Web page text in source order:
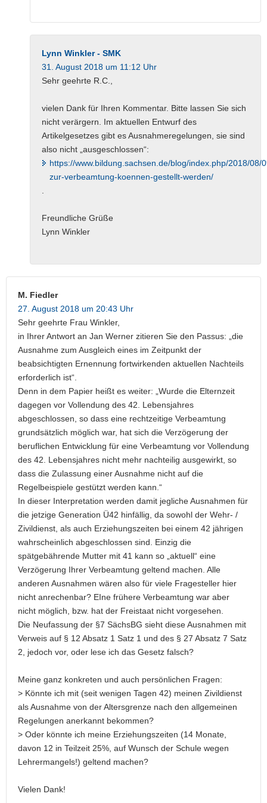
Lynn Winkler - SMK
31. August 2018 um 11:12 Uhr
Sehr geehrte R.C.,
vielen Dank für Ihren Kommentar. Bitte lassen Sie sich
nicht verärgern. Im aktuellen Entwurf des
Artikelgesetzes gibt es Ausnahmeregelungen, sie sind
also nicht „ausgeschlossen“:
https://www.bildung.sachsen.de/blog/index.php/2018/08/
zur-verbeamtung-koennen-gestellt-werden/
Freundliche Grüße
Lynn Winkler
M. Fiedler
27. August 2018 um 20:43 Uhr
Sehr geehrte Frau Winkler,
in Ihrer Antwort an Jan Werner zitieren Sie den Passus: „die
Ausnahme zum Ausgleich eines im Zeitpunkt der
beabsichtigten Ernennung fortwirkenden aktuellen Nachteils
erforderlich ist“.
Denn in dem Papier heißt es weiter: „Wurde die Elternzeit
dagegen vor Vollendung des 42. Lebensjahres
abgeschlossen, so dass eine rechtzeitige Verbeamtung
grundsätzlich möglich war, hat sich die Verzögerung der
beruflichen Entwicklung für eine Verbeamtung vor Vollendung
des 42. Lebensjahres nicht mehr nachteilig ausgewirkt, so
dass die Zulassung einer Ausnahme nicht auf die
Regelbeispiele gestützt werden kann.“
In dieser Interpretation werden damit jegliche Ausnahmen für
die jetzige Generation Ü42 hinfällig, da sowohl der Wehr- /
Zivildienst, als auch Erziehungszeiten bei einem 42 jährigen
wahrscheinlich abgeschlossen sind. Einzig die
spätgebährende Mutter mit 41 kann so „aktuell“ eine
Verzögerung Ihrer Verbeamtung geltend machen. Alle
anderen Ausnahmen wären also für viele Fragesteller hier
nicht anrechenbar? EIne frühere Verbeamtung war aber
nicht möglich, bzw. hat der Freistaat nicht vorgesehen.
Die Neufassung der §7 SächsBG sieht diese Ausnahmen mit
Verweis auf § 12 Absatz 1 Satz 1 und des § 27 Absatz 7 Satz
2, jedoch vor, oder lese ich das Gesetz falsch?
Meine ganz konkreten und auch persönlichen Fragen:
> Könnte ich mit (seit wenigen Tagen 42) meinen Zivildienst
als Ausnahme von der Altersgrenze nach den allgemeinen
Regelungen anerkannt bekommen?
> Oder könnte ich meine Erziehungszeiten (14 Monate,
davon 12 in Teilzeit 25%, auf Wunsch der Schule wegen
Lehrermangels!) geltend machen?
Vielen Dank!